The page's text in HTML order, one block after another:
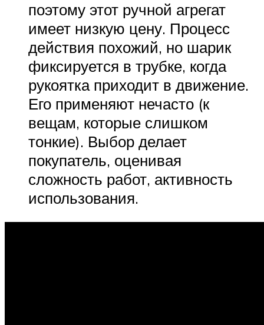
поэтому этот ручной агрегат
имеет низкую цену. Процесс
действия похожий, но шарик
фиксируется в трубке, когда
рукоятка приходит в движение.
Его применяют нечасто (к
вещам, которые слишком
тонкие). Выбор делает
покупатель, оценивая
сложность работ, активность
использования.